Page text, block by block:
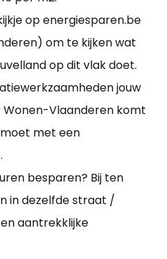
op energiesparen.be
om te kijken wat
op dit vlak doet.
jouw
Wonen-Vlaanderen komt
met een
besparen? Bij ten
in dezelfde straat /
aantrekklijke